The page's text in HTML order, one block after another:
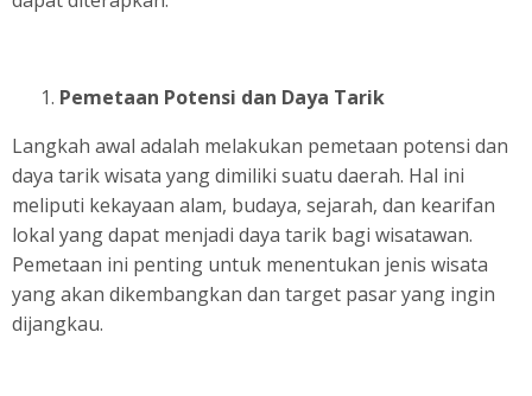
Pemetaan Potensi dan Daya Tarik
Langkah awal adalah melakukan pemetaan potensi dan
daya tarik wisata yang dimiliki suatu daerah. Hal ini
meliputi kekayaan alam, budaya, sejarah, dan kearifan
lokal yang dapat menjadi daya tarik bagi wisatawan.
Pemetaan ini penting untuk menentukan jenis wisata
yang akan dikembangkan dan target pasar yang ingin
dijangkau.